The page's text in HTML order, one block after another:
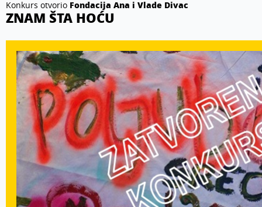
Konkurs otvorio Fondacija Ana i Vlade Divac
ZNAM ŠTA HOĆU